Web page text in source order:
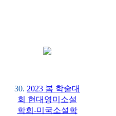
30. 2023 봄 학술대
회 현대영미소설
학회-미국소설학